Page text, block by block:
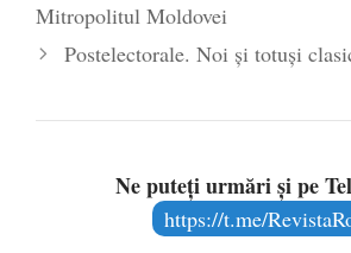
Mitropolitul Moldovei
Postelectorale. Noi și totuși
Ne puteți urmări și pe
https://t.me/